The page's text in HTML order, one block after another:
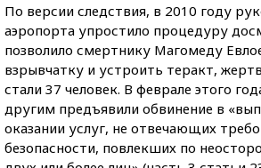
По версии следствия, в 2010 году
аэропорта упростило процедуру
позволило смертнику Магомеду
взрывчатку и устроить теракт,
стали 37 человек. В феврале этого
другим предъявили обвинение в
оказании услуг, не отвечающих
безопасности, повлекших по